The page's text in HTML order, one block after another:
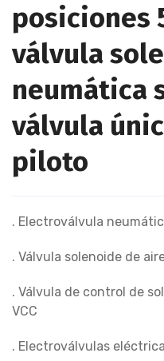
posiciones
válvula
neumática
válvula
piloto
. Electroválvula
. Válvula solenoide de
. Válvula de control de
VCC
. Electroválvulas